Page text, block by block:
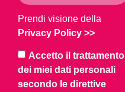
Prendi visione della
Privacy Policy >>
Accetto il trattamento
dei miei dati personali
secondo le direttive